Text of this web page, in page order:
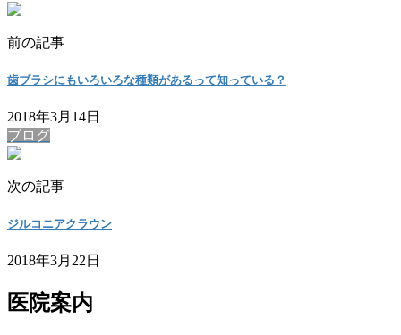
前の記事
歯ブラシにもいろいろな種類があるって知っている？
2018年3月14日
ブログ
次の記事
ジルコニアクラウン
2018年3月22日
医院案内